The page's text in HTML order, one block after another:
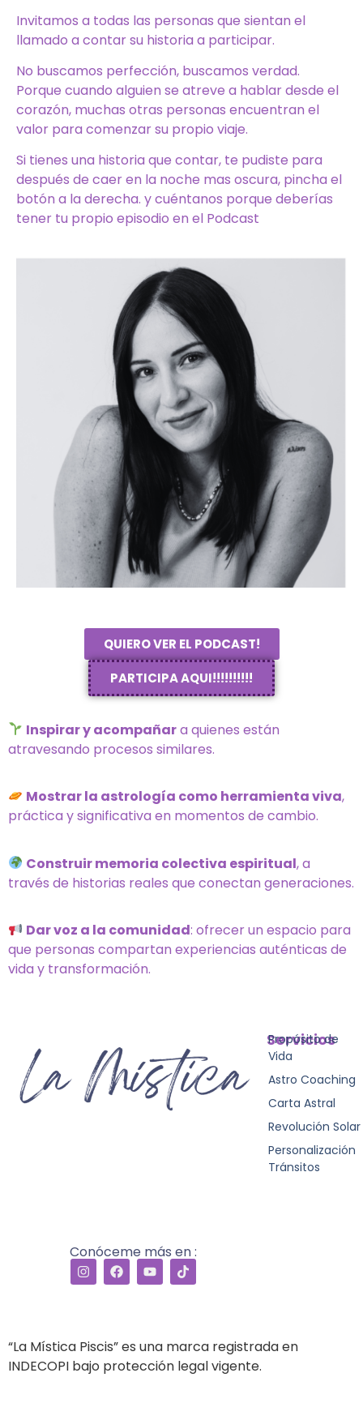
Invitamos a todas las personas que sientan el
llamado a contar su historia a participar.
No buscamos perfección, buscamos verdad.
Porque cuando alguien se atreve a hablar desde el
corazón, muchas otras personas encuentran el
valor para comenzar su propio viaje.
Si tienes una historia que contar, te pudiste para
después de caer en la noche mas oscura, pincha el
botón a la derecha. y cuéntanos porque deberías
tener tu propio episodio en el Podcast
QUIERO VER EL PODCAST!
PARTICIPA AQUI!!!!!!!!!!
Inspirar y acompañara quienes están
atravesando procesos similares.
Mostrar la astrología como herramienta viva,
práctica y significativa en momentos de cambio.
Construir memoria colectiva espiritual, a
través de historias reales que conectan generaciones.
Dar voz a la comunidad: ofrecer un espacio para
que personas compartan experiencias auténticas de
vida y transformación.
Conóceme más en :
Servicios
Propósito de
Vida
Astro Coaching
Carta Astral
Revolución Solar
Personalización
Tránsitos
“La Mística Piscis” es una marca registrada en
INDECOPI bajo protección legal vigente.